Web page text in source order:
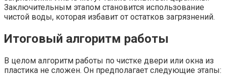
Заключительным этапом становится использование
чистой воды, которая избавит от остатков загрязнений.
Итоговый алгоритм работы
В целом алгоритм работы по чистке двери или окна из
пластика не сложен. Он предполагает следующие этапы: